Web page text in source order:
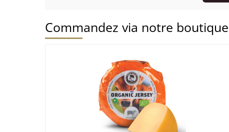
Commandez via notre